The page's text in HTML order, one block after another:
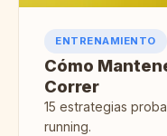
ENTRENAMIENTO
Cómo
Correr
15 estrategias
running.